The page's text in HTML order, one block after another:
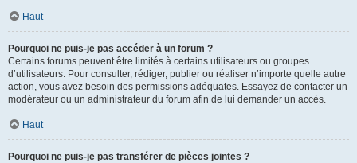
Haut
Pourquoi ne puis-je pas accéder à un forum ?
Certains forums peuvent être limités à certains utilisateurs ou groupes
d’utilisateurs. Pour consulter, rédiger, publier ou réaliser n’importe quelle autre
action, vous avez besoin des permissions adéquates. Essayez de contacter un
modérateur ou un administrateur du forum afin de lui demander un accès.
Haut
Pourquoi ne puis-je pas transférer de pièces jointes ?